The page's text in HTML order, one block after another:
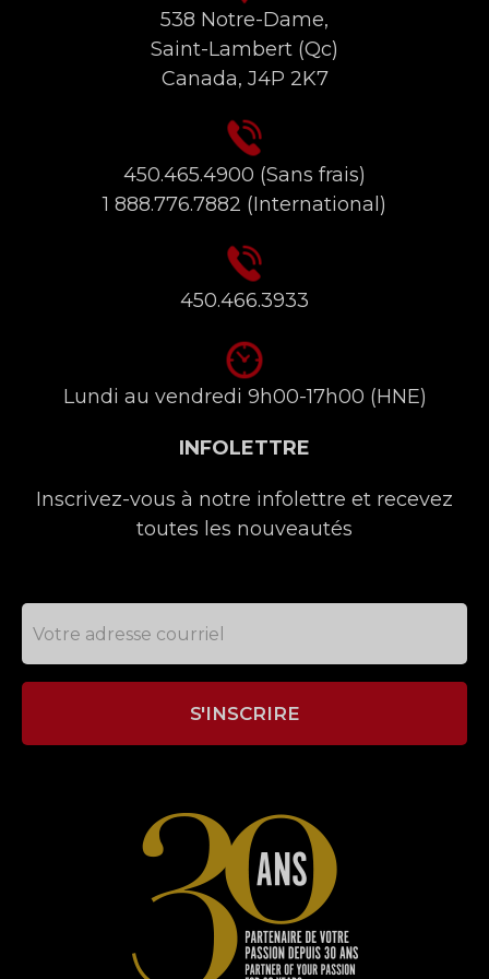
538 Notre-Dame,
Saint-Lambert (Qc)
Canada, J4P 2K7
450.465.4900 (Sans frais)
1 888.776.7882 (International)
450.466.3933
Lundi au vendredi 9h00-17h00 (HNE)
INFOLETTRE
Inscrivez-vous à notre infolettre et recevez
toutes les nouveautés